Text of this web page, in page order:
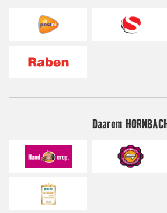
Daarom